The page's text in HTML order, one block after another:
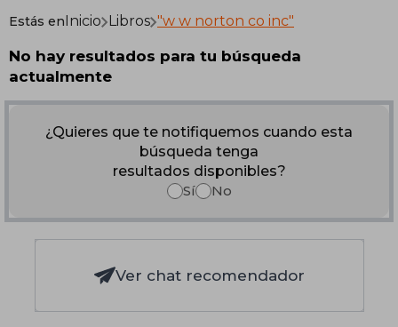
Estás enInicio Libros "w w norton co inc"
No hay resultados para tu búsqueda
actualmente
¿Quieres que te notifiquemos cuando esta
búsqueda tenga
resultados disponibles?
Sí
No
Ver chat recomendador